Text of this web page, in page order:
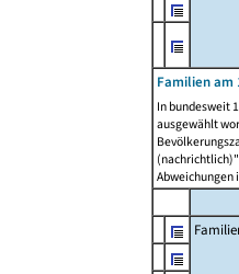
Familien am
In bundesweit
ausgewählt
Abweichungen